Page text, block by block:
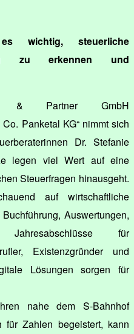
wichtig, steuerliche
zu erkennen und
& Partner GmbH
Panketal KG“ nimmt sich
Dr. Stefanie
legen viel Wert auf eine
Steuerfragen hinausgeht.
auf wirtschaftliche
Auswertungen,
für
Existenzgründer und
Lösungen sorgen für
nahe dem S-Bahnhof
für Zahlen begeistert, kann